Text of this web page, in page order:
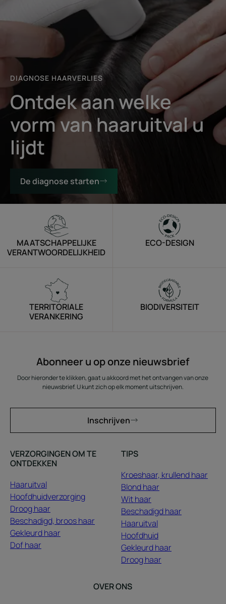
DIAGNOSE HAARVERLIES
Ontdek aan welke
vorm van haaruitval u
lijdt
De diagnose starten
MAATSCHAPPELIJKE
VERANTWOORDELIJKHEID
ECO-DESIGN
TERRITORIALE
VERANKERING
BIODIVERSITEIT
Abonneer u op onze nieuwsbrief
Door hieronder te klikken, gaat u akkoord met het ontvangen van onze
nieuwsbrief. U kunt zich op elk moment uitschrijven.
Inschrijven
VERZORGINGEN OM TE
ONTDEKKEN
Haaruitval
Hoofdhuidverzorging
Droog haar
Beschadigd, broos haar
Gekleurd haar
Dof haar
TIPS
Kroeshaar, krullend haar
Blond haar
Wit haar
Beschadigd haar
Haaruitval
Hoofdhuid
Gekleurd haar
Droog haar
OVER ONS